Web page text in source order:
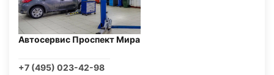
Автосервис Проспект Мира
+7 (495) 023-42-98